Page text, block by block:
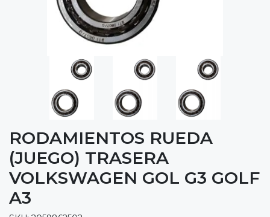
RODAMIENTOS RUEDA
(JUEGO) TRASERA
VOLKSWAGEN GOL G3 GOLF
A3